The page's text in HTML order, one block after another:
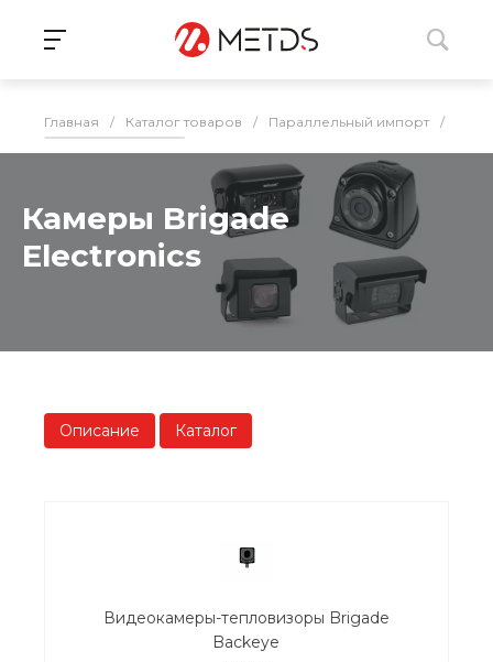
Главная / Каталог товаров / Параллельный импорт /
Камеры Brigade
Electronics
Описание Каталог
Видеокамеры-тепловизоры Brigade
Backeye